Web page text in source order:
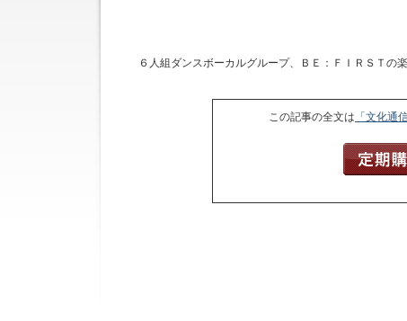
６人組ダンスボーカルグループ、ＢＥ：ＦＩＲＳＴの
この記事の全文は 「文化通